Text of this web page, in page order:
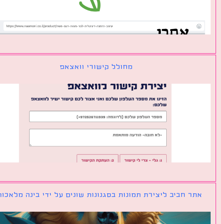
מחולל קישורי וואצאפ
חביב ליצירת תמונות בסגנונות שונים על ידי בינה מלאכותית